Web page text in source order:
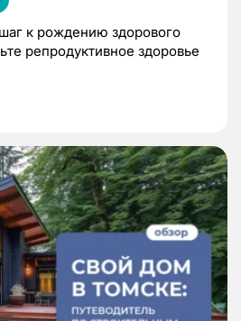
к рождению здорового
репродуктивное здоровье